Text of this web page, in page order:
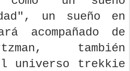
un sueño en
acompañado de
también
universo trekkie